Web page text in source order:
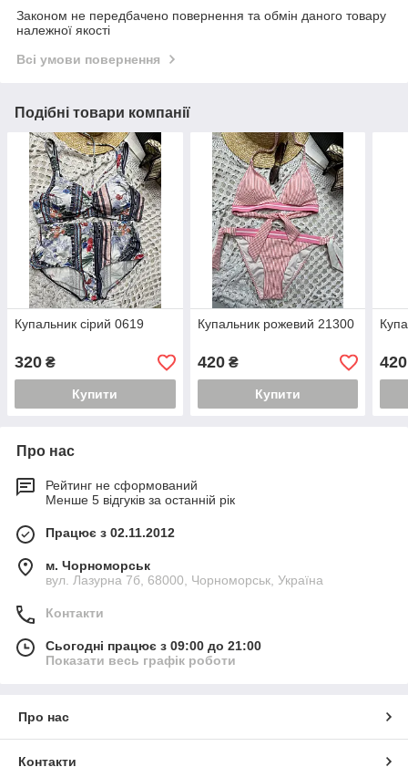
Законом не передбачено повернення та обмін даного товару
належної якості
Всі умови повернення
Подібні товари компанії
Купальник сірий 0619
320 ₴
Купити
Купальник рожевий 21300
420₴
Купити
420
Про нас
Рейтинг не сформований
Менше 5 відгуків за останній рік
Працює з 02.11.2012
м. Чорноморськ
вул. Лазурна 7б, 68000, Чорноморськ, Україна
Контакти
Сьогодні працює з 09:00 до 21:00
Показати весь графік роботи
Про нас
Контакти